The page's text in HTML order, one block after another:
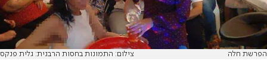
הפרשת חלה צילום: התמונות בחסות הרבנית: גלית פנקס